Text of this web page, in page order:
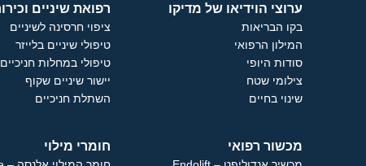
ערוצי הוידיאו של מדיקו
בקו הבריאות
המילון הרפואי
סודות היופי
צילומי שטח
שינוי בחיים
רפואת שיניים
ציפוי חרסינה לשיניים
טיפולי שיניים בלייזר
טיפולי במחלות חניכיים
יישור שיניים שקוף
השתלת חניכיים
מכשור רפואי חומרי מילוי